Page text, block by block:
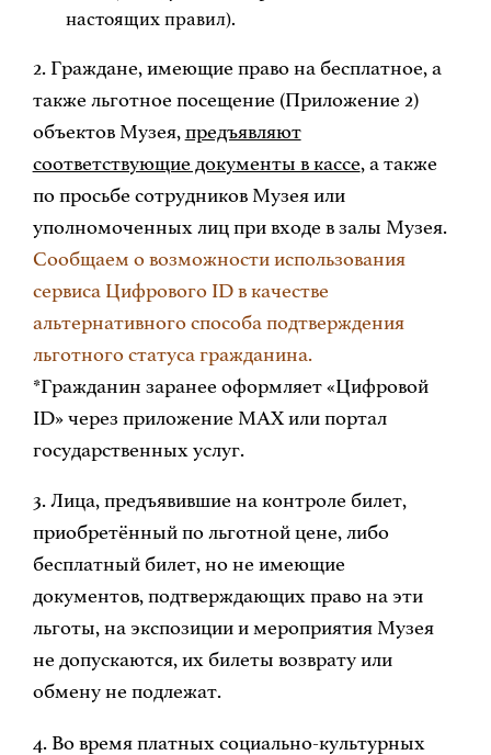
настоящих правил).
2. Граждане, имеющие право на бесплатное, а
также льготное посещение (Приложение 2)
объектов Музея,предъявляют
соответствующие документы в кассе, а также
по просьбе сотрудников Музея или
уполномоченных лиц при входе в залы Музея.
Сообщаем о возможности использования
сервиса Цифрового ID в качестве
альтернативного способа подтверждения
льготного статуса гражданина.
*Гражданин заранее оформляет «Цифровой
ID» через приложение MAX или портал
государственных услуг.
3. Лица, предъявившие на контроле билет,
приобретённый по льготной цене, либо
бесплатный билет, но не имеющие
документов, подтверждающих право на эти
льготы, на экспозиции и мероприятия Музея
не допускаются, их билеты возврату или
обмену не подлежат.
4. Во время платных социально-культурных